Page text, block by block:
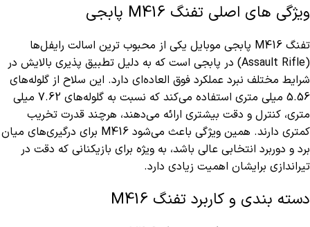
ویژگی های اصلی تفنگ M416 پابجی
تفنگ M416 پابجی موبایل یکی از محبوب‌ ترین اسالت رایفل‌ها
(Assault Rifle) در پابجی است که به دلیل تطبیق‌ پذیری بالایش در
شرایط مختلف نبرد عملکرد فوق‌ العاده‌ای دارد. این سلاح از گلوله‌های
5.56 میلی‌ متری استفاده می‌کند که نسبت به گلوله‌های 7.62 میلی‌
متری، کنترل و دقت بیشتری ارائه می‌دهند، هرچند قدرت تخریب
کمتری دارند. همین ویژگی باعث می‌شود M416 برای درگیری‌های میان‌
برد و دوربرد انتخابی عالی باشد، به‌ ویژه برای بازیکنانی که دقت در
تیراندازی برایشان اهمیت زیادی دارد.
دسته‌ بندی و کاربرد تفنگ M416